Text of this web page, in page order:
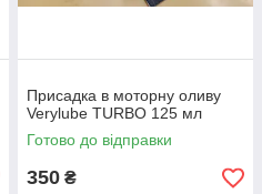
Присадка в моторну оливу
Verylube TURBO 125 мл
Готово до відправки
350 ₴